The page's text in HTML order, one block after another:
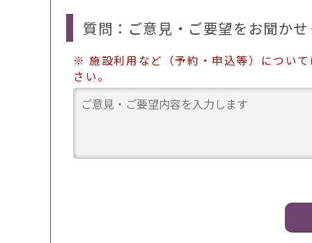
質問：ご意見・ご要望をお聞か
※ 施設利用など（予約・申込等）につい
さい。